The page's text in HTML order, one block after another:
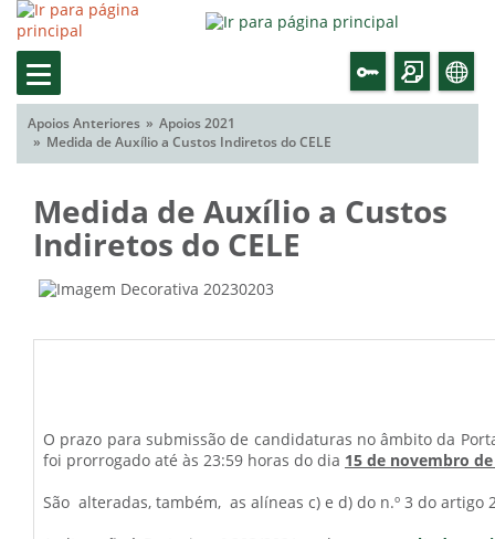
Apoios Anteriores
Apoios 2021
Medida de Auxílio a Custos Indiretos do CELE
Medida de Auxílio a Custos
Indiretos do CELE
O prazo para submissão de candidaturas no âmbito da
foi prorrogado até às 23:59 horas do dia 15 de novembro de
São alteradas, também, as alíneas c) e d) do n.º 3 do artigo